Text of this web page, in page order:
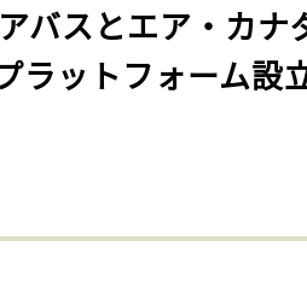
バスとエア・カナ
ラットフォーム設